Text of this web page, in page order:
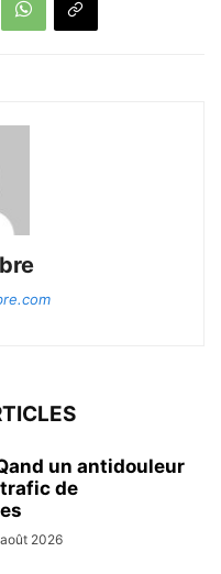
un antidouleur
de
2026